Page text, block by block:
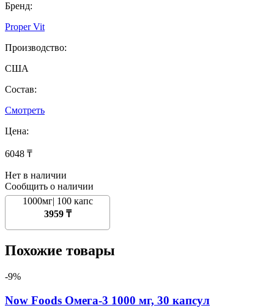
Бренд:
Proper Vit
Производство:
США
Состав:
Смотреть
Цена:
6048 ₸
Нет в наличии
Сообщить о наличии
1000мг| 100 капс
3959 ₸
Похожие товары
-9%
Now Foods Омега-3 1000 мг, 30 капсул